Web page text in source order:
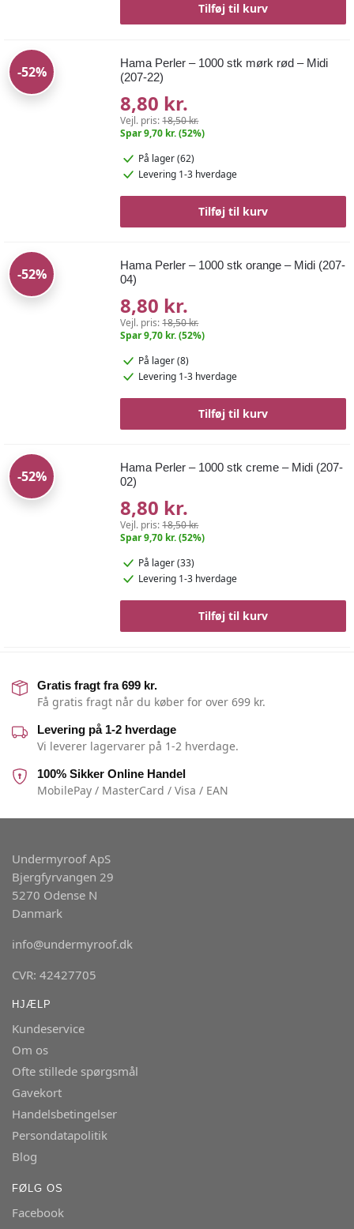
Tilføj til kurv
-52%
Hama Perler – 1000 stk mørk rød – Midi
(207-22)
8,80 kr.
Vejl. pris:18,50 kr.
Spar 9,70 kr. (52%)
På lager (62)
Levering 1-3 hverdage
Tilføj til kurv
-52%
Hama Perler – 1000 stk orange – Midi (207-
04)
8,80 kr.
Vejl. pris:18,50 kr.
Spar 9,70 kr. (52%)
På lager (8)
Levering 1-3 hverdage
Tilføj til kurv
-52%
Hama Perler – 1000 stk creme – Midi (207-
02)
8,80 kr.
Vejl. pris:18,50 kr.
Spar 9,70 kr. (52%)
På lager (33)
Levering 1-3 hverdage
Tilføj til kurv
Gratis fragt fra 699 kr.
Få gratis fragt når du køber for over 699 kr.
Levering på 1-2 hverdage
Vi leverer lagervarer på 1-2 hverdage.
100% Sikker Online Handel
MobilePay / MasterCard / Visa / EAN
Undermyroof ApS
Bjergfyrvangen 29
5270 Odense N
Danmark
info@undermyroof.dk
CVR: 42427705
HJÆLP
Kundeservice
Om os
Ofte stillede spørgsmål
Gavekort
Handelsbetingelser
Persondatapolitik
Blog
FØLG OS
Facebook